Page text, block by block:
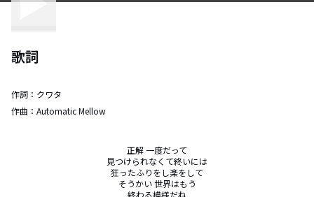
歌詞
作詞： クワタ
作曲： Automatic Mellow
正解 一度だって
見つけられなくて終いには
狂ったふりをし楽をして
そうかい 世界はもう
終わる模様だね